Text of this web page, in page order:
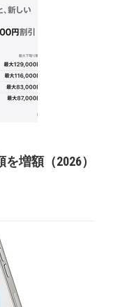
増額（2026）